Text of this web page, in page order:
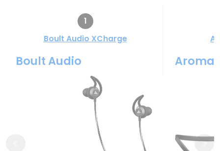
1
Boult Audio XCharge
Boult Audio Aroma